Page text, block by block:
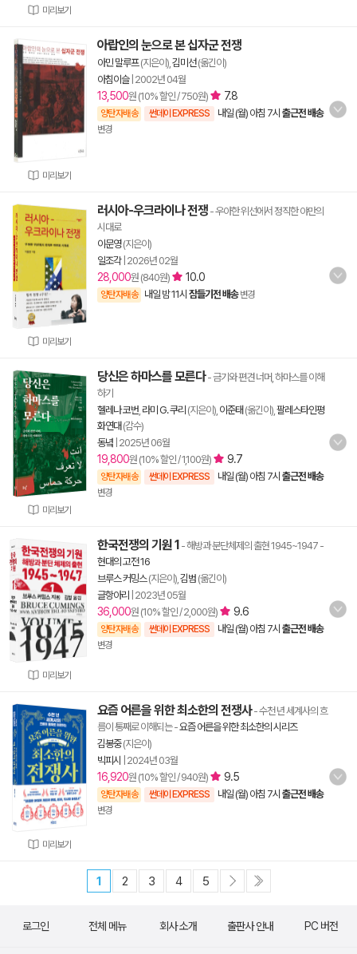
미리보기
미리보기
아랍인의 눈으로 본 십자군 전쟁
아민 말루프(지은이), 김미선(옮긴이)
아침이슬| 2002년 04월
13,500원 (10% 할인 / 750원) 7.8
양탄자배송 썬데이 EXPRESS 내일 (월) 아침 7시 출근전 배송
변경
미리보기
러시아-우크라이나 전쟁 - 우아한 위선에서 정직한 야만의
시대로
이문영(지은이)
일조각| 2026년 02월
28,000원 (840원) 10.0
양탄자배송 내일 밤 11시 잠들기전 배송 변경
미리보기
당신은 하마스를 모른다- 금기와 편견 너머, 하마스를 이해
하기
헬레나 코번 라미 G. 쿠리 (지은이), 이준태 (옮긴이), 팔레스타인평
화연대 (감수)
동녘 2025년 06월
19,800원 (10% 할인 / 1,100원) 9.7
양탄자배송 썬데이 EXPRESS 내일 (월) 아침 7시 출근전 배송
변경
미리보기
한국전쟁의 기원 1 - 해방과 분단체제의 출현 1945~1947 -
현대의 고전 16
브루스 커밍스(지은이), 김범 (옮긴이)
글항아리
2023년 05월
36,000원 (10% 할인 / 2,000원) 9.6
양탄자배송 썬데이 EXPRESS 내일 (월) 아침 7시 출근전 배송
변경
미리보기
요즘 어른을 위한 최소한의 전쟁사- 수천 년 세계사의 흐
름이 통째로 이해되는-요즘 어른을 위한 최소한의 시리즈
김봉중(지은이)
빅피시
2024년 03월
16,920원 (10% 할인 / 940원) 9.5
양탄자배송 썬데이 EXPRESS 내일 (월) 아침 7시 출근전 배송
변경
1 2 3 4 5
로그인 전체 메뉴 회사 소개 출판사 안내 PC 버전